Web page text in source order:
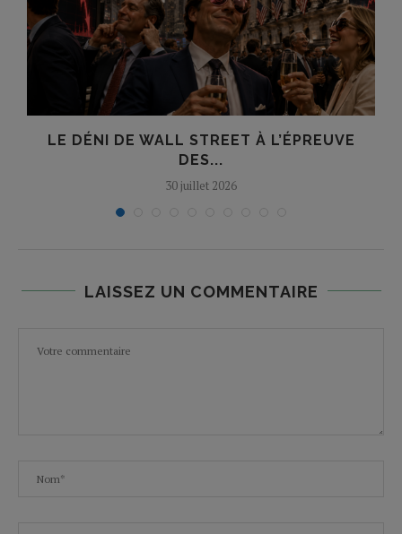
LE DÉNI DE WALL STREET À L’ÉPREUVE
DES...
30 juillet 2026
LAISSEZ UN COMMENTAIRE